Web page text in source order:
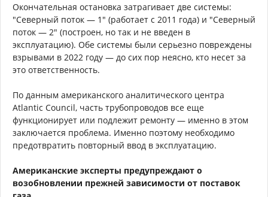
Окончательная остановка затрагивает две системы:
"Северный поток — 1" (работает с 2011 года) и "Северный
поток — 2" (построен, но так и не введен в
эксплуатацию). Обе системы были серьезно повреждены
взрывами в 2022 году — до сих пор неясно, кто несет за
это ответственность.
По данным американского аналитического центра
Atlantic Council, часть трубопроводов все еще
функционирует или подлежит ремонту — именно в этом
заключается проблема. Именно поэтому необходимо
предотвратить повторный ввод в эксплуатацию.
Американские эксперты предупреждают о
возобновлении прежней зависимости от поставок